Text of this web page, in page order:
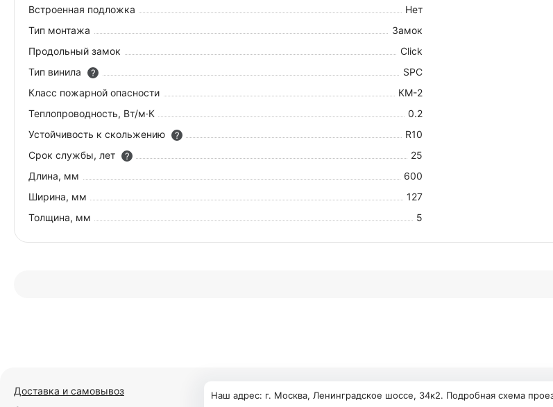
Встроенная подложка
Нет
Тип монтажа
Замок
Продольный замок
Click
Тип винила
?
SPC
Класс пожарной опасности
КМ-2
Теплопроводность, Вт/м·К
0.2
Устойчивость к скольжению
?
R10
Срок службы, лет
?
25
Длина, мм
600
Ширина, мм
127
Толщина, мм
5
Доставка и самовывоз
Наш адрес: г. Москва, Ленинградское шоссе, 34к2. Подробная схема